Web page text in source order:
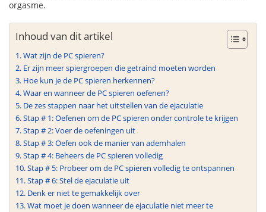
orgasme.
Inhoud van dit artikel
Wat zijn de PC spieren?
Er zijn meer spiergroepen die getraind moeten worden
Hoe kun je de PC spieren herkennen?
Waar en wanneer de PC spieren oefenen?
De zes stappen naar het uitstellen van de ejaculatie
Stap # 1: Oefenen om de PC spieren onder controle te krijgen
Stap # 2: Voer de oefeningen uit
Stap # 3: Oefen ook de manier van ademhalen
Stap # 4: Beheers de PC spieren volledig
Stap # 5: Probeer om de PC spieren volledig te ontspannen
Stap # 6: Stel de ejaculatie uit
Denk er niet te gemakkelijk over
Wat moet je doen wanneer de ejaculatie niet meer te